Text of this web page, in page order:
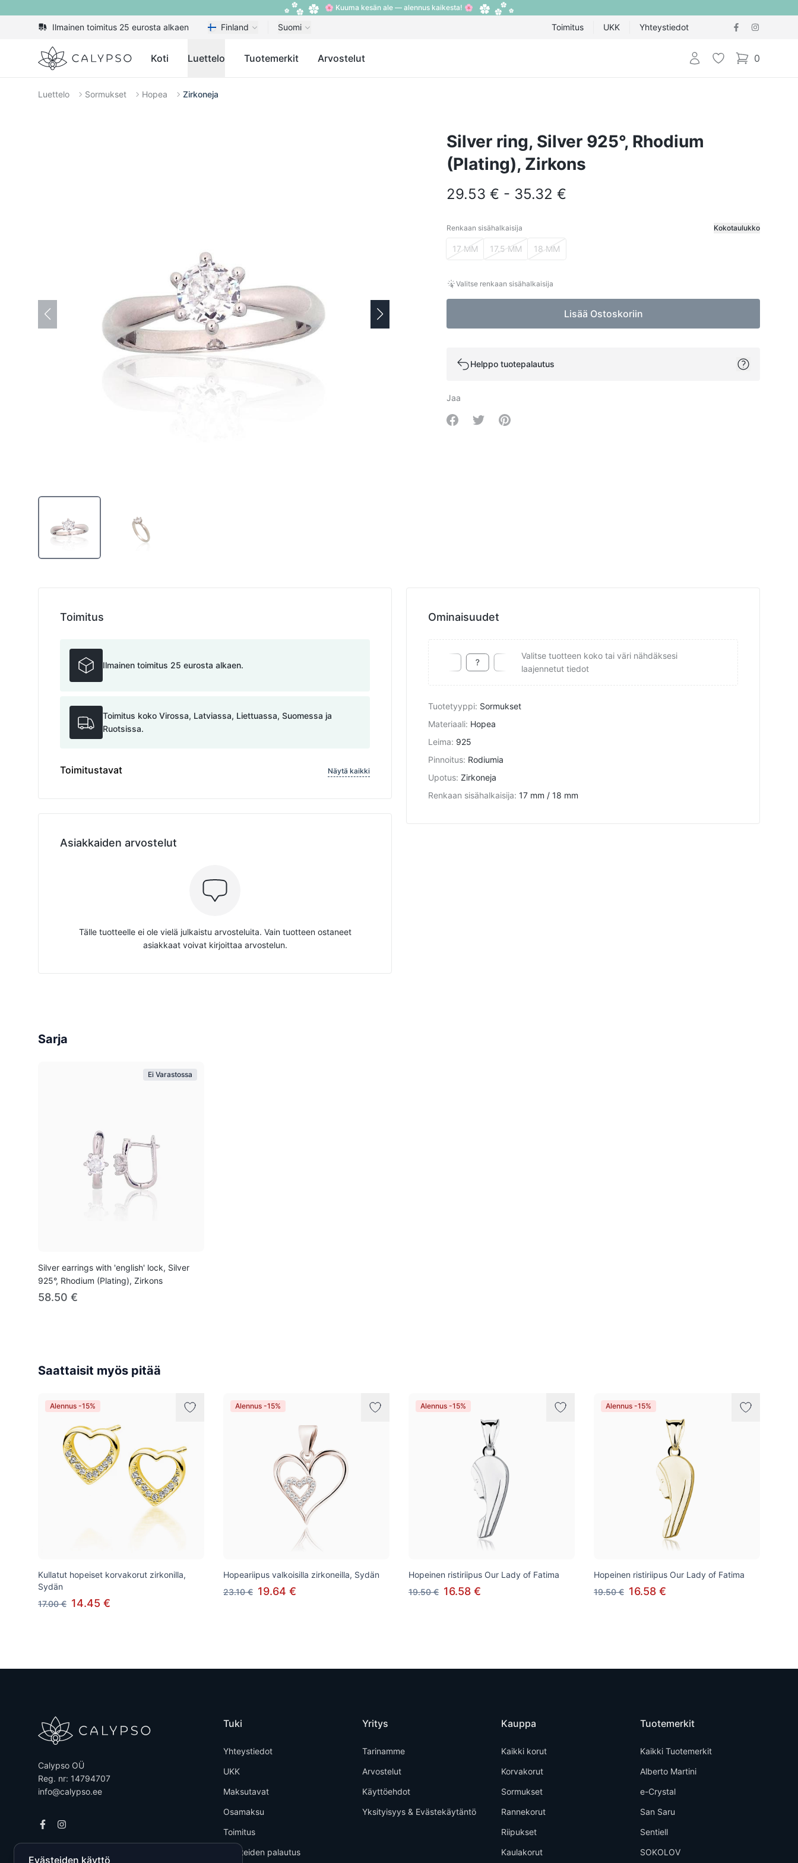
🌸 Kuuma kesän ale — alennus kaikesta! 🌸
Ilmainen toimitus 25 eurosta alkaen Finland Suomi Toimitus UKK Yhteystiedot
Calypso Koti Luettelo Tuotemerkit Arvostelut Kirjaudu sisään
Toivelista 0
items in cart,
Luettelo Sormukset Hopea Zirkoneja
Silver ring, Silver 925°, Rhodium
(Plating), Zirkons
29.53 € - 35.32 €
Renkaan sisähalkaisija Kokotaulukko
Renkaan sisähalkaisija
17 MM 17.5 MM 18 MM
Valitse renkaan sisähalkaisija
Lisää Ostoskoriin
Helppo tuotepalautus
Jaa
Share on Facebook
Share on Twitter
Share on Pinterest
Ominaisuudet
Valitse tuotteen koko tai väri nähdäksesi
laajennetut tiedot
Tuotetyyppi: Sormukset
Materiaali: Hopea
Leima: 925
Pinnoitus: Rodiumia
Upotus: Zirkoneja
Renkaan sisähalkaisija: 17 mm / 18 mm
Toimitus
Ilmainen toimitus 25 eurosta alkaen.
Toimitus koko Virossa, Latviassa, Liettuassa, Suomessa ja
Ruotsissa.
Toimitustavat Näytä kaikki
Asiakkaiden arvostelut
Tälle tuotteelle ei ole vielä julkaistu arvosteluita. Vain tuotteen ostaneet
asiakkaat voivat kirjoittaa arvostelun.
Sarja
Ei Varastossa
Silver earrings with 'english' lock, Silver
925°, Rhodium (Plating), Zirkons
58.50 €
Saattaisit myös pitää
Alennus -15%
Kullatut hopeiset korvakorut zirkonilla,
Sydän
17.00 € 14.45 €
Alennus -15%
Hopeariipus valkoisilla zirkoneilla, Sydän
23.10 € 19.64 €
Alennus -15%
Hopeinen ristiriipus Our Lady of Fatima
19.50 € 16.58 €
Alennus -15%
Hopeinen ristiriipus Our Lady of Fatima
19.50 € 16.58 €
Calypso OÜ
Reg. nr: 14794707
info@calypso.ee
Tuki
Yhteystiedot
UKK
Maksutavat
Osamaksu
Toimitus
Tuotteiden palautus
Yritys
Tarinamme
Arvostelut
Käyttöehdot
Yksityisyys & Evästekäytäntö
Kauppa
Kaikki korut
Korvakorut
Sormukset
Rannekorut
Riipukset
Kaulakorut
Tuotemerkit
Kaikki Tuotemerkit
Alberto Martini
e-Crystal
San Saru
Sentiell
SOKOLOV
Evästeiden käyttö